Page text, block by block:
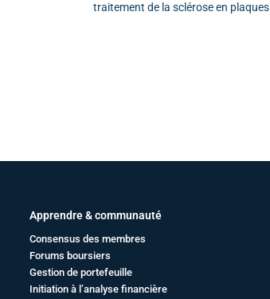
traitement de la sclérose en plaques
Apprendre & communauté
Consensus des membres
Forums boursiers
Gestion de portefeuille
Initiation à l’analyse financière